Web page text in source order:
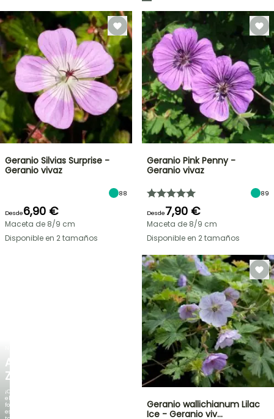
AGAPANTHUS
ZAMBEZI
¡Cuando
el
follaje
es
Geranio Silvias Surprise -
Geranio vivaz
88
Desde6,90 €
Maceta de 8/9 cm
Disponible en 2 tamaños
Geranio Pink Penny -
Geranio vivaz
89
Desde7,90 €
Maceta de 8/9 cm
Disponible en 2 tamaños
Geranio wallichianum Lilac
Ice - Geranio viv…